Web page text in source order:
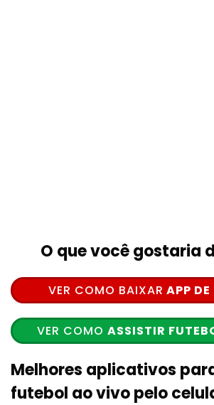
O que você gostaria
VER COMO BAIXAR APP
VER COMO ASSISTIR
Melhores aplicativos
futebol ao vivo pelo